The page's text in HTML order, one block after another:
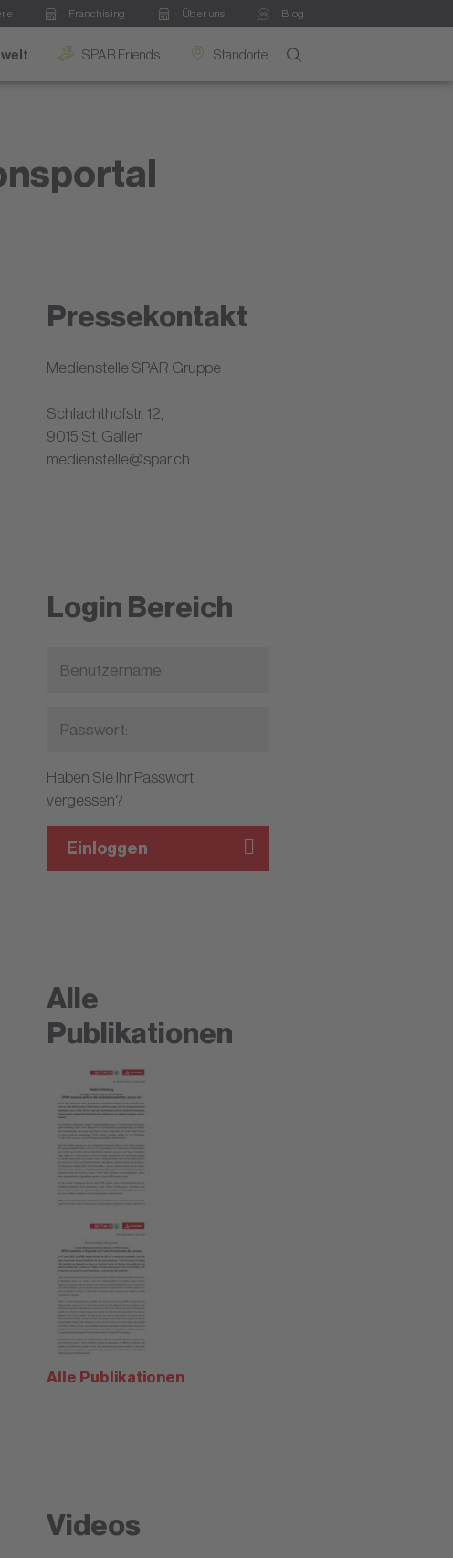
Franchising Über uns Blog
SPAR Friends Standorte
Pressekontakt
Medienstelle SPAR Gruppe
Schlachthofstr. 12,
9015 St. Gallen
medienstelle@spar.ch
Login Bereich
Haben Sie Ihr Passwort
vergessen?
Einloggen
Alle
Publikationen
Alle Publikationen
Videos